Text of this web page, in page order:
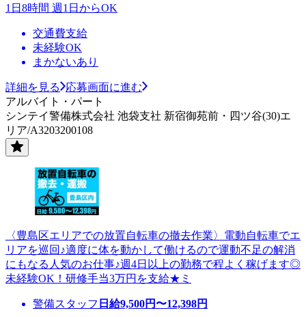
1日8時間 週1日からOK
交通費支給
未経験OK
まかないあり
詳細を見る
応募画面に進む
アルバイト・パート
シンテイ警備株式会社 池袋支社 新宿御苑前・四ツ谷(30)エ
リア/A3203200108
〈豊島区エリアでの放置自転車の撤去作業〉電動自転車でエ
リアを巡回♪適度に体を動かして働けるので運動不足の解消
にもなる人気のお仕事♪週4日以上の勤務で程よく稼げます◎
未経験OK！研修手当3万円を支給★ミ
警備スタッフ 日給9,500円〜12,398円